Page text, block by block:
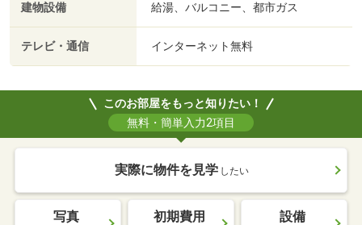
建物設備 給湯、バルコニー、都市ガス
テレビ・通信 インターネット無料
このお部屋をもっと知りたい！
無料・簡単入力2項目
実際に物件を見学 したい
写真 初期費用 設備